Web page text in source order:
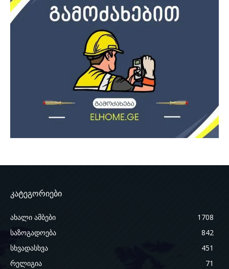
კატეგორიები
ახალი ამბები
1708
საზოგადოება
842
სხვადასხვა
451
რელიგია
71